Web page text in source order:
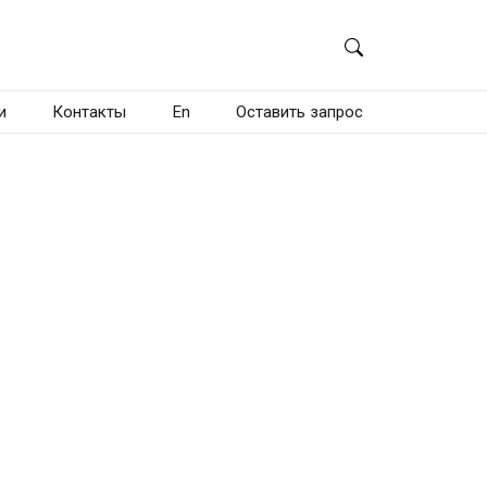
Контакты En Оставить запрос